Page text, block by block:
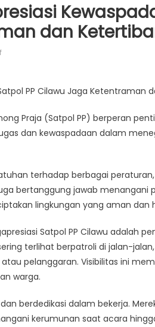
dan
on
Apresiasi
Satpol
PP
Ketentraman
dan
Ketertiban
PP Cilawu Jaga Ketentraman
Praja (Satpol PP) berperan
dan kewaspadaan dalam
terhadap berbagai
bertanggung jawab menangani
lingkungan yang aman dan
Satpol PP Cilawu adalah
terlihat berpatroli di jalan-
pelanggaran. Visibilitas ini
warga.
berdedikasi dalam bekerja.
kerumunan saat acara